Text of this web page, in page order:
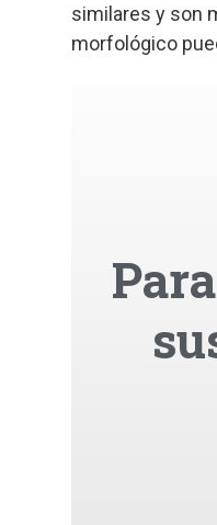
similares y son
morfológico